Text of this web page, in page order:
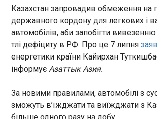
Російські війська ввечері в середу
Одесі. Внаслідок ворожої атаки
четверо осіб. Про це повідомив очільник МВА
Сергій Лисак 8 липня. Спершу
двох загиблих та двох
згодом з'явилася інформація про
жертв чергового російського
ЧИТАТЬ
НАТО змінює місію повітряного
патрулювання Балтії на місію
протиповітряної оборони
Казахстан запровадив обмеження на
державного кордону для легкових і
автомобілів, аби запобігти
тлі дефіциту в РФ. Про це 7 липня
енергетики країни Кайирхан
інформуєАзаттык Азия.
За новими правилами, автомобілі з
зможуть в’їжджати та виїжджати з